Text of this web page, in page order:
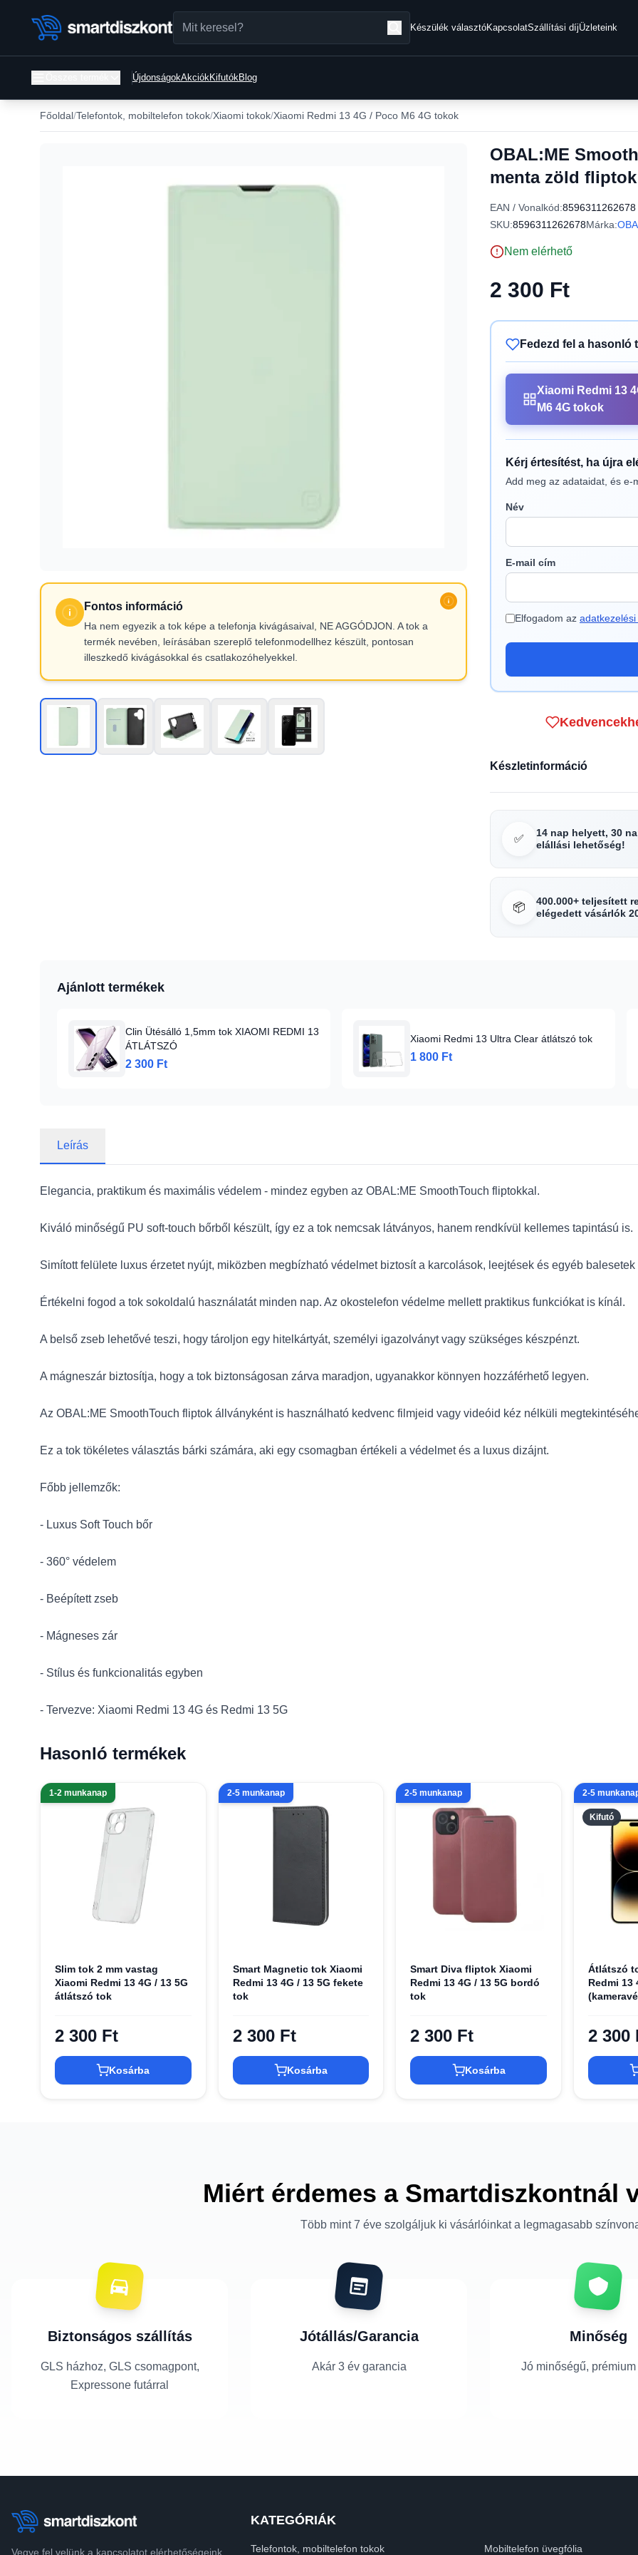
Készülék választóKapcsolatSzállítási díjÜzleteink
ÚjdonságokAkciókKifutókBlog
Főoldal Telefontok, mobiltelefon tokok Xiaomi tokok Xiaomi Redmi 13 4G / Poco M6 4G tokok
Fontos információ
Ha nem egyezik a tok képe a telefonja kivágásaival, NE AGGÓDJON. A tok a
termék nevében, leírásában szereplő telefonmodellhez készült, pontosan
illeszkedő kivágásokkal és csatlakozóhelyekkel.
OBAL:ME
menta zöld fliptok
EAN / Vonalkód:8596311262678
SKU:8596311262678Márka:
Nem elérhető
2 300 Ft
Fedezd fel a hasonló
Xiaomi Redmi 13
M6 4G tokok
Kérj értesítést, ha újra
Add meg az adataidat, és
Név
E-mail cím
Elfogadom az
Készletinformáció
✅
14 nap helyett, 30
elállási lehetőség!
📦
400.000+ teljesített
elégedett vásárlók
Ajánlott termékek
Clin Ütésálló 1,5mm tok XIAOMI REDMI 13
ÁTLÁTSZÓ
2 300 Ft
Xiaomi Redmi 13 Ultra Clear átlátszó tok
1 800 Ft
Leírás
Elegancia, praktikum és maximális védelem - mindez egyben az OBAL:ME SmoothTouch fliptokkal.
Kiváló minőségű PU soft-touch bőrből készült, így ez a tok nemcsak látványos, hanem rendkívül kellemes tapintású is.
Simított felülete luxus érzetet nyújt, miközben megbízható védelmet biztosít a karcolások, leejtések és egyéb balesetek
Értékelni fogod a tok sokoldalú használatát minden nap. Az okostelefon védelme mellett praktikus funkciókat is kínál.
A belső zseb lehetővé teszi, hogy tároljon egy hitelkártyát, személyi igazolványt vagy szükséges készpénzt.
A mágneszár biztosítja, hogy a tok biztonságosan zárva maradjon, ugyanakkor könnyen hozzáférhető legyen.
Az OBAL:ME SmoothTouch fliptok állványként is használható kedvenc filmjeid vagy videóid kéz nélküli
Ez a tok tökéletes választás bárki számára, aki egy csomagban értékeli a védelmet és a luxus dizájnt.
Főbb jellemzők:
- Luxus Soft Touch bőr
- 360° védelem
- Beépített zseb
- Mágneses zár
- Stílus és funkcionalitás egyben
- Tervezve: Xiaomi Redmi 13 4G és Redmi 13 5G
Hasonló termékek
1-2 munkanap
Slim tok 2 mm vastag
Xiaomi Redmi 13 4G / 13 5G
átlátszó tok
2 300 Ft
Kosárba
2-5 munkanap
Smart Magnetic tok Xiaomi
Redmi 13 4G / 13 5G fekete
tok
2 300 Ft
Kosárba
2-5 munkanap
Smart Diva fliptok Xiaomi
Redmi 13 4G / 13 5G bordó
tok
2 300 Ft
Kosárba
Kifutó
2-5
Átlátszó
Redmi 13
2 300
Miért érdemes a Smartdiszkontnál
Több mint 7 éve szolgáljuk ki vásárlóinkat a legmagasabb
Biztonságos szállítás
GLS házhoz, GLS csomagpont,
Expressone futárral
Jótállás/Garancia
Akár 3 év garancia
Minőség
Jó minőségű, prémium
Vegye fel velünk a kapcsolatot elérhetőségeink
KATEGÓRIÁK
Telefontok, mobiltelefon tokok Mobiltelefon üvegfólia